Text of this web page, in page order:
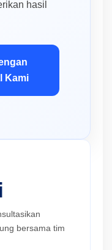
hasil
Kami
bersama tim